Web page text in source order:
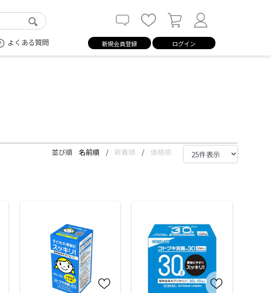
よくある質問 新規会員登録 ログイン
並び順 名前順 / 新着順 / 価格順